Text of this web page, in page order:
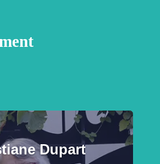
Dupart